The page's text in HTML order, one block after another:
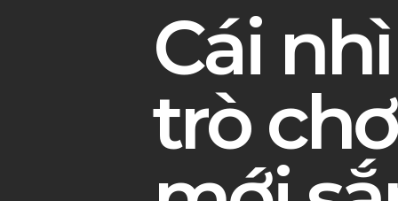
Cái
trò